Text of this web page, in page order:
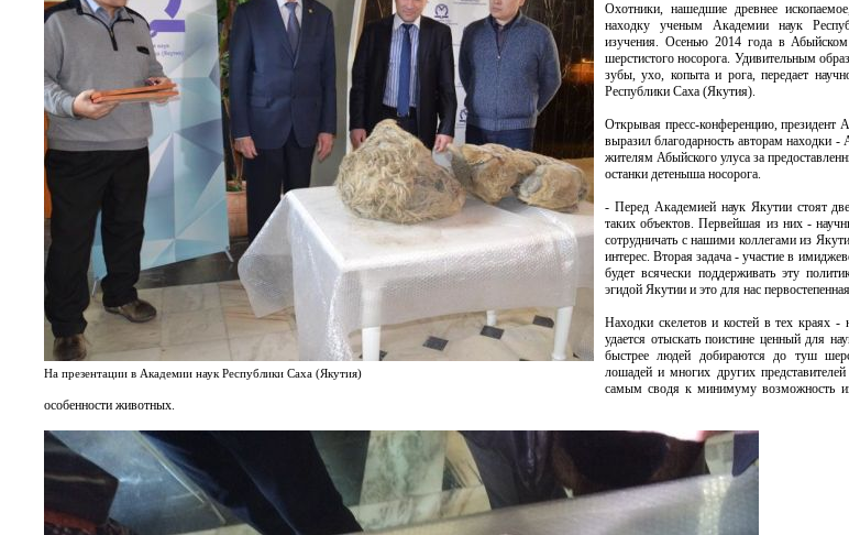
На презентации в Академии наук Республики Саха (Якутия)
Охотники, нашедшие древнее
находку ученым Академии наук
изучения. Осенью 2014 года в
шерстистого носорога. Удивительным
зубы, ухо, копыта и рога, передает
Республики Саха (Якутия).
Открывая пресс-конференцию,
выразил благодарность авторам находки
жителям Абыйского улуса за
останки детеныша носорога.
- Перед Академией наук Якутии стоят
таких объектов. Первейшая из них -
сотрудничать с нашими коллегами из
интерес. Вторая задача - участие в
будет всячески поддерживать эту
эгидой Якутии и это для нас
Находки скелетов и костей в тех краях -
удается отыскать поистине ценный для
быстрее людей добираются до туш
лошадей и многих других
самым сводя к минимуму возможность
особенности животных.